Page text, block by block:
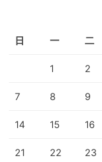
日
一 二
1 2
7 8 9
14 15 16
21 22 23